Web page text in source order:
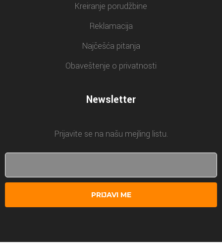
Kreiranje porudžbine
Reklamacija
Najčešća pitanja
Obaveštenje o privatnosti
Newsletter
Prijavite se na našu mejling listu.
PRIJAVI ME